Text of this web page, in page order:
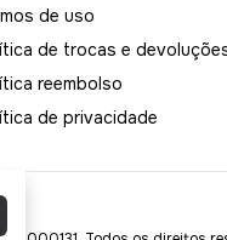
de uso
de trocas e
reembolso
de privacidade